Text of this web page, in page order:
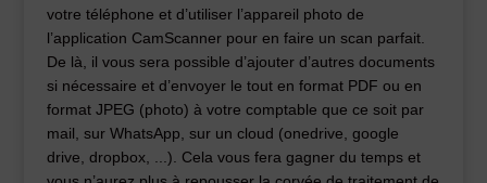
votre téléphone et d’utiliser l’appareil photo de
l’application CamScanner pour en faire un scan parfait.
De là, il vous sera possible d’ajouter d’autres documents
si nécessaire et d’envoyer le tout en format PDF ou en
format JPEG (photo) à votre comptable que ce soit par
mail, sur WhatsApp, sur un cloud (onedrive, google
drive, dropbox, ...). Cela vous fera gagner du temps et